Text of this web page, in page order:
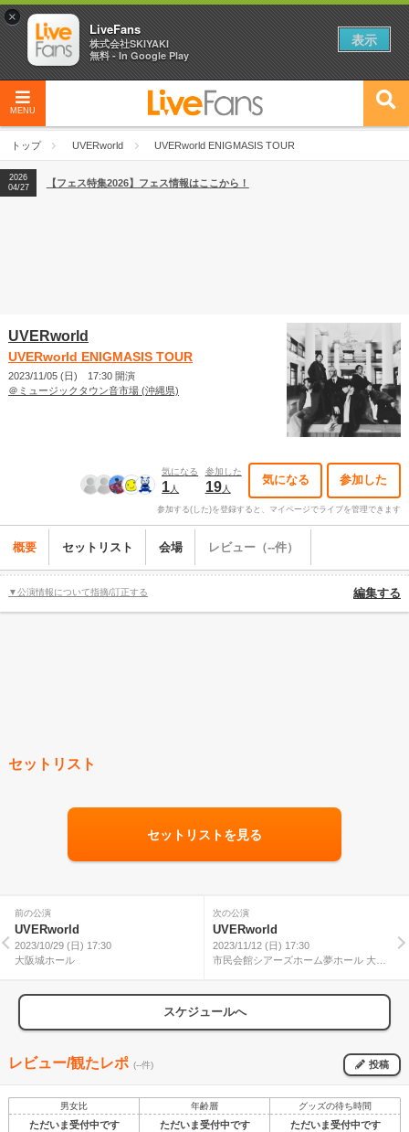
MENU
トップ UVERworld UVERworld ENIGMASIS TOUR
2026
04/27
2026
【ライブ動員ランキング】2026年上半期編発表！
2026
04/27
【フェス特集2026】フェス情報はここから！
UVERworld
UVERworld ENIGMASIS TOUR
2023/11/05 (日) 17:30 開演
＠ミュージックタウン音市場 (沖縄県)
気になる
1人
参加した
19人
気になる 参加した
参加する(した)を登録すると、マイページでライブを管理できます
概要 セットリスト 会場 レビュー（--件）
▼公演情報について指摘/訂正する 編集する
セットリスト
セットリストを見る
前の公演
UVERworld
2023/10/29 (日) 17:30
大阪城ホール
次の公演
UVERworld
2023/11/12 (日) 17:30
市民会館シアーズホーム夢ホール 大ホ
スケジュールへ
レビュー/観たレポ (--件) 投稿
男女比 年齢層 グッズの待ち時間
ただいま受付中です ただいま受付中です ただいま受付中です
×
LiveFans
株式会社SKIYAKI
無料 - In Google Play
表示